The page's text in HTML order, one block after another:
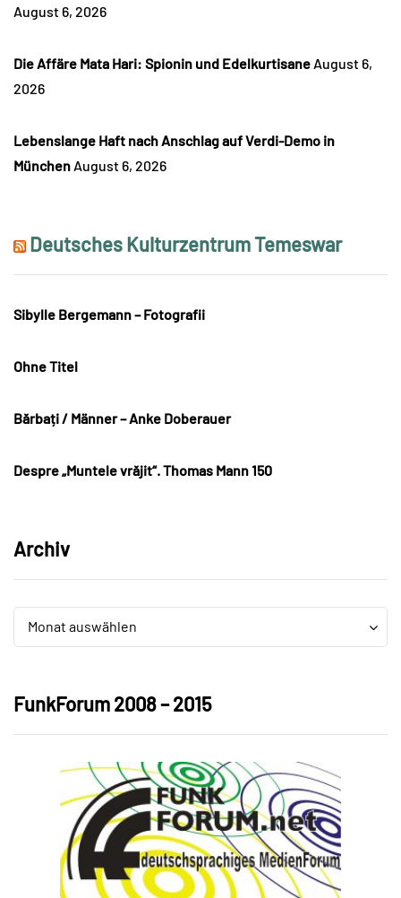
August 6, 2026
Die Affäre Mata Hari: Spionin und Edelkurtisane August 6,
2026
Lebenslange Haft nach Anschlag auf Verdi-Demo in
München August 6, 2026
Deutsches Kulturzentrum Temeswar
Sibylle Bergemann – Fotografii
Ohne Titel
Bărbați / Männer – Anke Doberauer
Despre „Muntele vrăjit“. Thomas Mann 150
Archiv
Monat auswählen
Archiv
FunkForum 2008 – 2015